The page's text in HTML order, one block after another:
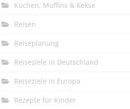
Kuchen, Muffins & Kekse
Reisen
Reiseplanung
Reiseziele in Deutschland
Reiseziele in Europa
Rezepte für Kinder